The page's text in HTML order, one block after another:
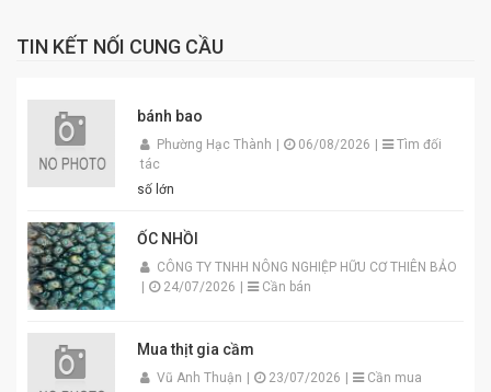
TIN KẾT NỐI CUNG CẦU
bánh bao
Phường Hạc Thành 06/08/2026
Tìm đối
tác
số lớn
ỐC NHỒI
CÔNG TY TNHH NÔNG NGHIỆP HỮU CƠ THIÊN BẢO
24/07/2026 Cần bán
Mua thịt gia cầm
Vũ Anh Thuận 23/07/2026
Cần mua